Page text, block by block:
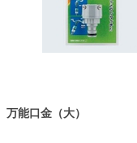
万能口金（大）